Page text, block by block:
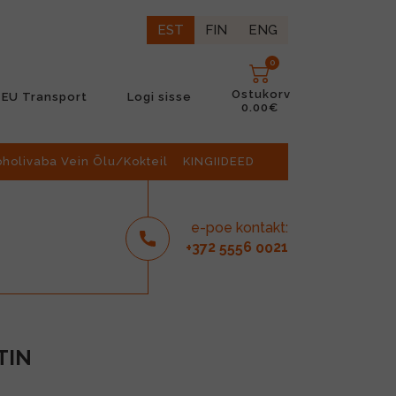
EST FIN ENG
EU Transport Logi sisse
0
Ostukorv
0.00€
Vein Õlu/Kokteil KINGIIDEED
e-poe kontakt:
+372 5556 0021